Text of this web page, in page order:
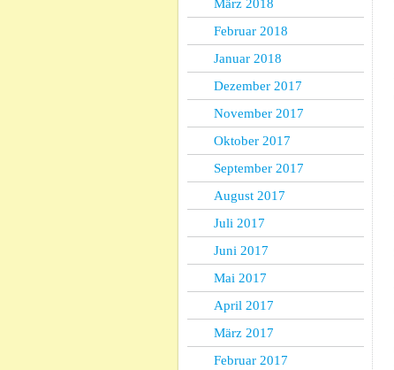
März 2018
Februar 2018
Januar 2018
Dezember 2017
November 2017
Oktober 2017
September 2017
August 2017
Juli 2017
Juni 2017
Mai 2017
April 2017
März 2017
Februar 2017